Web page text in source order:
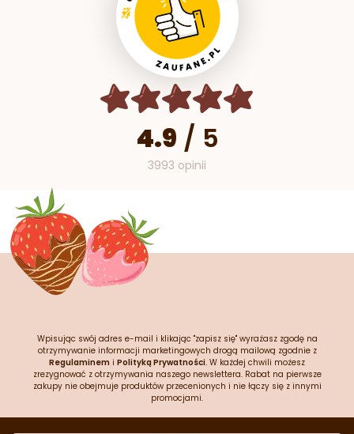
4.9 / 5
3993 opinii
Wpisując swój adres e-mail i klikając "zapisz się" wyrażasz zgodę na
otrzymywanie informacji marketingowych drogą mailową zgodnie z
Regulaminem i Polityką Prywatności. W każdej chwili możesz
zrezygnować z otrzymywania naszego newslettera. Rabat na pierwsze
zakupy nie obejmuje produktów przecenionych i nie łączy się z innymi
promocjami.